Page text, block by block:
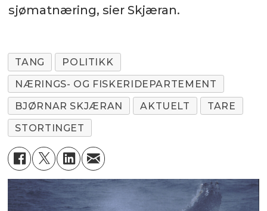
sjømatnæring, sier Skjæran.
TANG
POLITIKK
NÆRINGS- OG FISKERIDEPARTEMENT
BJØRNAR SKJÆRAN
AKTUELT
TARE
STORTINGET